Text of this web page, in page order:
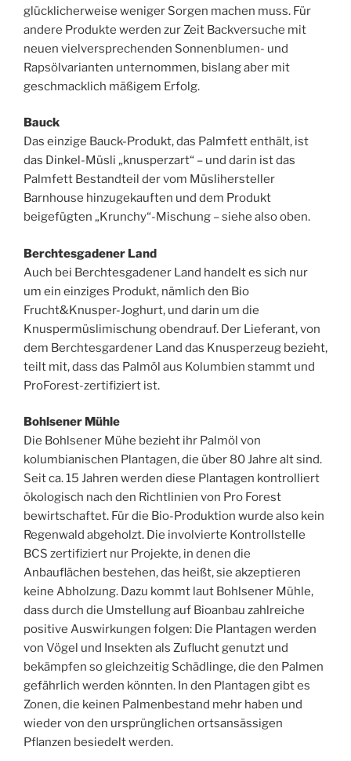
glücklicherweise weniger Sorgen machen muss. Für
andere Produkte werden zur Zeit Backversuche mit
neuen vielversprechenden Sonnenblumen- und
Rapsölvarianten unternommen, bislang aber mit
geschmacklich mäßigem Erfolg.
Bauck
Das einzige Bauck-Produkt, das Palmfett enthält, ist
das Dinkel-Müsli „knusperzart“ – und darin ist das
Palmfett Bestandteil der vom Müslihersteller
Barnhouse hinzugekauften und dem Produkt
beigefügten „Krunchy“-Mischung – siehe also oben.
Berchtesgadener Land
Auch bei Berchtesgadener Land handelt es sich nur
um ein einziges Produkt, nämlich den Bio
Frucht&Knusper-Joghurt, und darin um die
Knuspermüslimischung obendrauf. Der Lieferant, von
dem Berchtesgardener Land das Knusperzeug bezieht,
teilt mit, dass das Palmöl aus Kolumbien stammt und
ProForest-zertifiziert ist.
Bohlsener Mühle
Die Bohlsener Mühe bezieht ihr Palmöl von
kolumbianischen Plantagen, die über 80 Jahre alt sind.
Seit ca. 15 Jahren werden diese Plantagen kontrolliert
ökologisch nach den Richtlinien von Pro Forest
bewirtschaftet. Für die Bio-Produktion wurde also kein
Regenwald abgeholzt. Die involvierte Kontrollstelle
BCS zertifiziert nur Projekte, in denen die
Anbauflächen bestehen, das heißt, sie akzeptieren
keine Abholzung. Dazu kommt laut Bohlsener Mühle,
dass durch die Umstellung auf Bioanbau zahlreiche
positive Auswirkungen folgen: Die Plantagen werden
von Vögel und Insekten als Zuflucht genutzt und
bekämpfen so gleichzeitig Schädlinge, die den Palmen
gefährlich werden könnten. In den Plantagen gibt es
Zonen, die keinen Palmenbestand mehr haben und
wieder von den ursprünglichen ortsansässigen
Pflanzen besiedelt werden.